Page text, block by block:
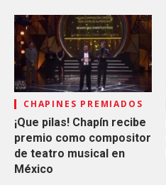
CHAPINES PREMIADOS
¡Que pilas! Chapín recibe
premio como compositor
de teatro musical en
México